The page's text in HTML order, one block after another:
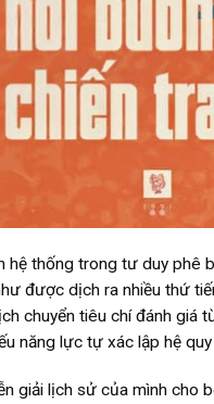
thống trong tư duy phê
được dịch ra nhiều thứ
chuyển tiêu chí đánh giá
năng lực tự xác lập hệ
giải lịch sử của mình cho